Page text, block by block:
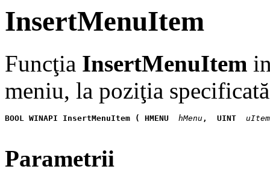
InsertMenuItem
Funcţia InsertMenuItem
meniu, la poziţia
BOOL WINAPI InsertMenuItem ( HMENU hMenu , UINT uItem
Parametrii